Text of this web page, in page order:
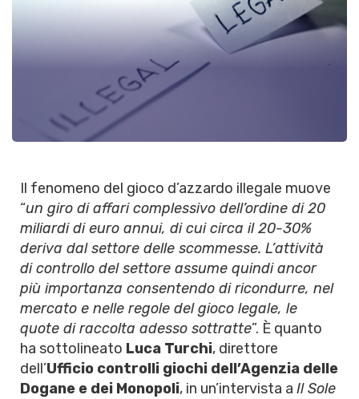
Il fenomeno del gioco d’azzardo illegale muove
“un giro di affari complessivo dell’ordine di 20
miliardi di euro annui, di cui circa il 20-30%
deriva dal settore delle scommesse. L’attività
di controllo del settore assume quindi ancor
più importanza consentendo di ricondurre, nel
mercato e nelle regole del gioco legale, le
quote di raccolta adesso sottratte”. È quanto
ha sottolineato Luca Turchi, direttore
dell’Ufficio controlli giochi dell’Agenzia delle
Dogane e dei Monopoli, in un’intervista a Il Sole